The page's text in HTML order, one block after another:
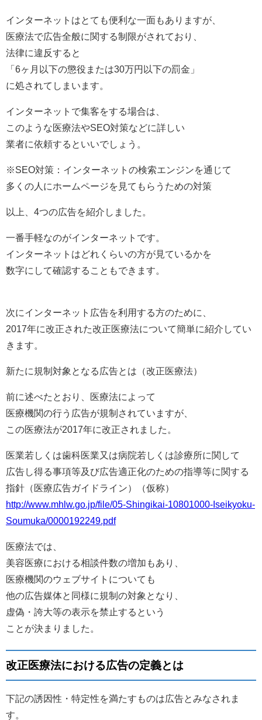
インターネットはとても便利な一面もありますが、
医療法で広告全般に関する制限がされており、
法律に違反すると
「6ヶ月以下の懲役または30万円以下の罰金」
に処されてしまいます。
インターネットで集客をする場合は、
このような医療法やSEO対策などに詳しい
業者に依頼するといいでしょう。
※SEO対策：インターネットの検索エンジンを通じて
多くの人にホームページを見てもらうための対策
以上、4つの広告を紹介しました。
一番手軽なのがインターネットです。
インターネットはどれくらいの方が見ているかを
数字にして確認することもできます。
次にインターネット広告を利用する方のために、
2017年に改正された改正医療法について簡単に紹介してい
きます。
新たに規制対象となる広告とは（改正医療法）
前に述べたとおり、医療法によって
医療機関の行う広告が規制されていますが、
この医療法が2017年に改正されました。
医業若しくは歯科医業又は病院若しくは診療所に関して
広告し得る事項等及び広告適正化のための指導等に関する
指針（医療広告ガイドライン）（仮称）
http://www.mhlw.go.jp/file/05-Shingikai-10801000-Iseikyoku-
Soumuka/0000192249.pdf
医療法では、
美容医療における相談件数の増加もあり、
医療機関のウェブサイトについても
他の広告媒体と同様に規制の対象となり、
虚偽・誇大等の表示を禁止するという
ことが決まりました。
改正医療法における広告の定義とは
下記の誘因性・特定性を満たすものは広告とみなされま
す。